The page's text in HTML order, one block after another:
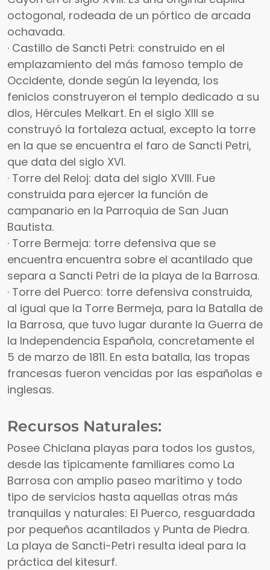
octogonal, rodeada de un pórtico de arcada
ochavada.
· Castillo de Sancti Petri: construido en el
emplazamiento del más famoso templo de
Occidente, donde según la leyenda, los
fenicios construyeron el templo dedicado a su
dios, Hércules Melkart. En el siglo XIII se
construyó la fortaleza actual, excepto la torre
en la que se encuentra el faro de Sancti Petri,
que data del siglo XVI.
· Torre del Reloj: data del siglo XVIII. Fue
construida para ejercer la función de
campanario en la Parroquia de San Juan
Bautista.
· Torre Bermeja: torre defensiva que se
encuentra encuentra sobre el acantilado que
separa a Sancti Petri de la playa de la Barrosa.
· Torre del Puerco: torre defensiva construida,
al igual que la Torre Bermeja, para la Batalla de
la Barrosa, que tuvo lugar durante la Guerra de
la Independencia Española, concretamente el
5 de marzo de 1811. En esta batalla, las tropas
francesas fueron vencidas por las españolas e
inglesas.
Recursos Naturales:
Posee Chiclana playas para todos los gustos,
desde las típicamente familiares como La
Barrosa con amplio paseo marítimo y todo
tipo de servicios hasta aquellas otras más
tranquilas y naturales: El Puerco, resguardada
por pequeños acantilados y Punta de Piedra.
La playa de Sancti-Petri resulta ideal para la
práctica del kitesurf.